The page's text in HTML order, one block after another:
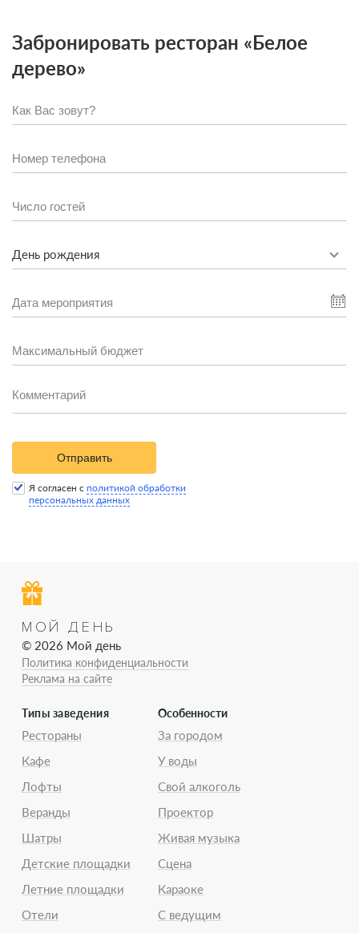
Забронировать ресторан «Белое
дерево»
День рождения
Отправить
Я согласен с политикой обработки
персональных данных
МОЙ ДЕНЬ
© 2026 Мой день
Политика конфиденциальности
Реклама на сайте
Типы заведения
Рестораны
Кафе
Лофты
Веранды
Шатры
Детские площадки
Летние площадки
Отели
Особенности
За городом
У воды
Свой алкоголь
Проектор
Живая музыка
Сцена
Караоке
С ведущим